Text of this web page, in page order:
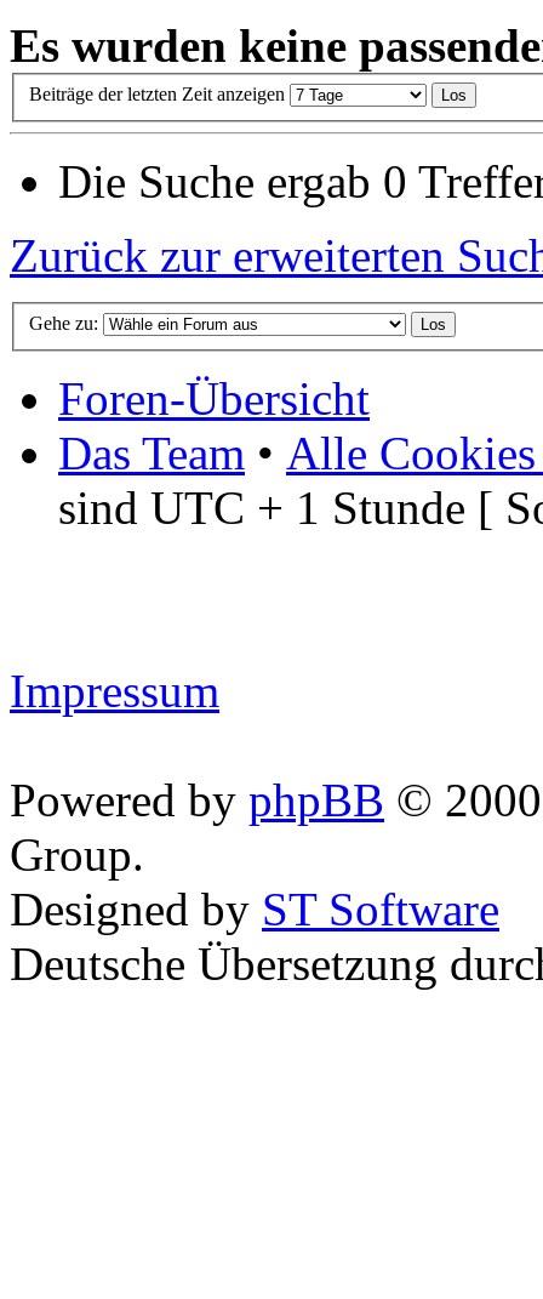
Es wurden keine
Beiträge der letzten Zeit anzeigen
Die Suche ergab 0
Zurück zur erweiterten
Gehe zu:
Foren-Übersicht
Das Team • Alle Cookies
sind UTC + 1 Stunde [
Impressum
Powered by phpBB ©
Group.
Designed by ST Software
Deutsche Übersetzung